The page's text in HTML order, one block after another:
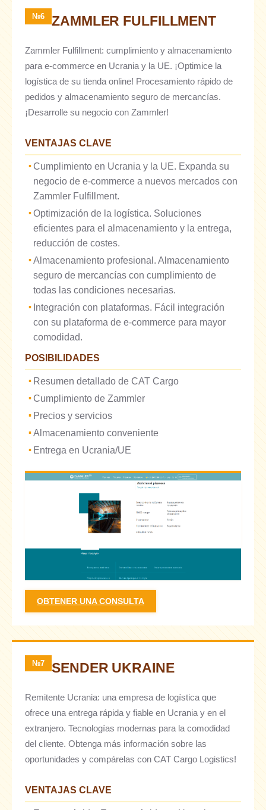
№6 ZAMMLER FULFILLMENT
Zammler Fulfillment: cumplimiento y almacenamiento
para e-commerce en Ucrania y la UE. ¡Optimice la
logística de su tienda online! Procesamiento rápido de
pedidos y almacenamiento seguro de mercancías.
¡Desarrolle su negocio con Zammler!
VENTAJAS CLAVE
Cumplimiento en Ucrania y la UE. Expanda su
negocio de e-commerce a nuevos mercados con
Zammler Fulfillment.
Optimización de la logística. Soluciones
eficientes para el almacenamiento y la entrega,
reducción de costes.
Almacenamiento profesional. Almacenamiento
seguro de mercancías con cumplimiento de
todas las condiciones necesarias.
Integración con plataformas. Fácil integración
con su plataforma de e-commerce para mayor
comodidad.
POSIBILIDADES
Resumen detallado de CAT Cargo
Cumplimiento de Zammler
Precios y servicios
Almacenamiento conveniente
Entrega en Ucrania/UE
OBTENER UNA CONSULTA
№7 SENDER UKRAINE
Remitente Ucrania: una empresa de logística que
ofrece una entrega rápida y fiable en Ucrania y en el
extranjero. Tecnologías modernas para la comodidad
del cliente. Obtenga más información sobre las
oportunidades y compárelas con CAT Cargo Logistics!
VENTAJAS CLAVE